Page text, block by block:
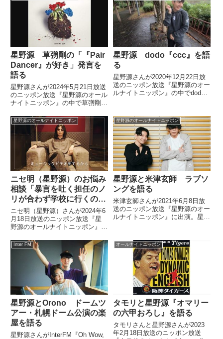
星野源 草彅剛の「『Pair
Dancer』が好き」発言を
語る
星野源さんが2024年5月21日放送
のニッポン放送『星野源のオール
ナイトニッポン』の中で草彅剛さ
『POP VIRUS』について話して
いたことについてトーク。星野さ
ん自身も気に入っている『Pair
Dancer』を草彅さんが選曲して
いて嬉しくなったと話していまし
星野源 dodo『ccc』を語
る
星野源さんが2020年12月22日放
送のニッポン放送『星野源のオー
ルナイトニッポン』の中でdodo
お送りしましょう。dodoで
『ccc』。dodo『ccc』（星野
源）お送りしたの...
星野源のオールナイトニッポン
ニセ明（星野源）のお悩み
相談「暴言を吐く担任のノ
リが合わず学校に行くのが
つらいない」（14歳）
ニセ明（星野源）さんが2024年6
月18日放送のニッポン放送『星
野源のオールナイトニッポン』の
に回答。14歳の方からの「暴言
を吐く担任のノリが合わず学校に
行くのがつらいない」という相談
に答えていました。
星野源のオールナイトニッポン
星野源と米津玄師 ラブソ
ングを語る
米津玄師さんが2021年6月8日放
送のニッポン放送『星野源のオー
ルナイトニッポン』に出演。星野
Inter FM
星野源とOrono ドームツ
アー・札幌ドーム公演の楽
屋を語る
星野源さんがInterFM『Oh Wow,
オールナイトニッポン
タモリと星野源『オマリー
の六甲おろし』を語る
タモリさんと星野源さんが2023
年2月18日放送のニッポン放送